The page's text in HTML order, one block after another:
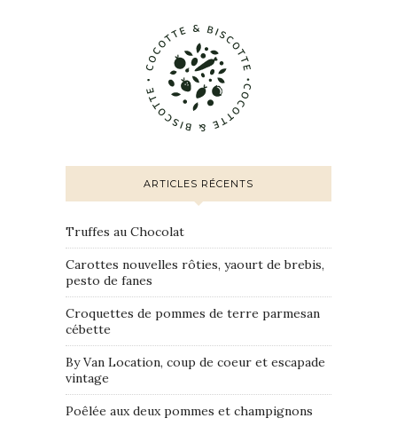
ARTICLES RÉCENTS
Truffes au Chocolat
Carottes nouvelles rôties, yaourt de brebis,
pesto de fanes
Croquettes de pommes de terre parmesan
cébette
By Van Location, coup de coeur et escapade
vintage
Poêlée aux deux pommes et champignons